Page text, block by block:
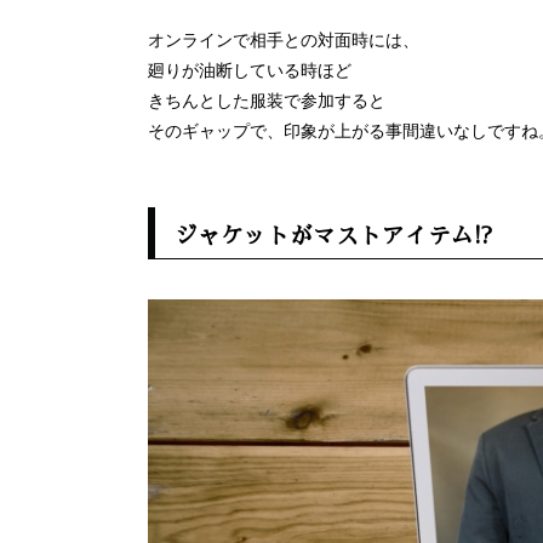
オンラインで相手との対面時には、
廻りが油断している時ほど
きちんとした服装で参加すると
そのギャップで、印象が上がる事間違いなしですね
ジャケットがマストアイテム!?